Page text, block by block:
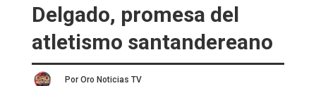
Delgado, promesa del
atletismo santandereano
Por Oro Noticias TV